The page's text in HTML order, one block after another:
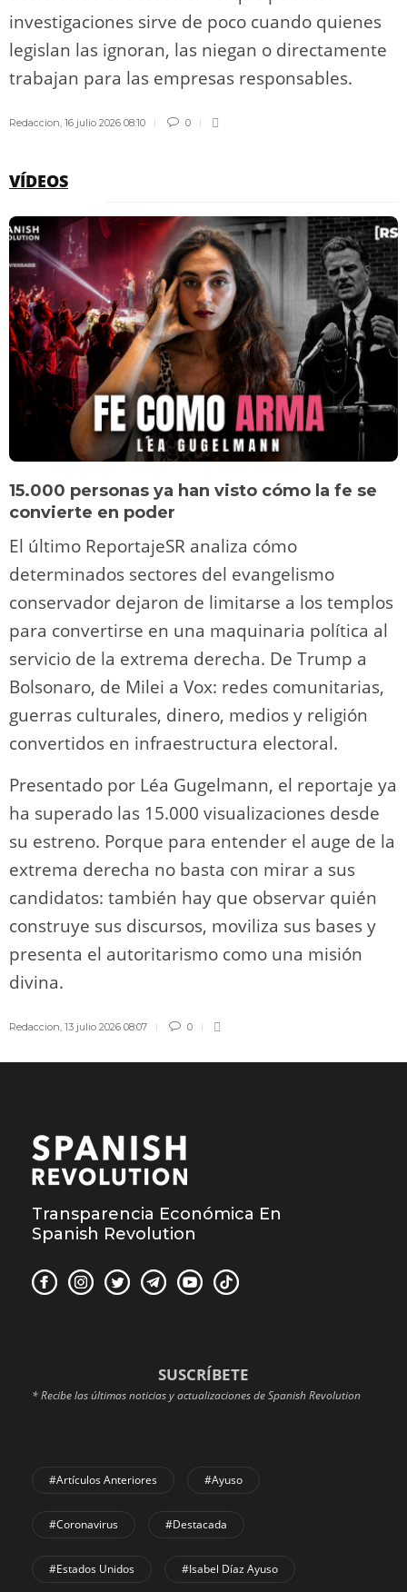
investigaciones sirve de poco cuando quienes
legislan las ignoran, las niegan o directamente
trabajan para las empresas responsables.
Redaccion 16 julio 2026 08:10 0
VÍDEOS
15.000 personas ya han visto cómo la fe se
convierte en poder
El último ReportajeSR analiza cómo
determinados sectores del evangelismo
conservador dejaron de limitarse a los templos
para convertirse en una maquinaria política al
servicio de la extrema derecha. De Trump a
Bolsonaro, de Milei a Vox: redes comunitarias,
guerras culturales, dinero, medios y religión
convertidos en infraestructura electoral.
Presentado por Léa Gugelmann, el reportaje ya
ha superado las 15.000 visualizaciones desde
su estreno. Porque para entender el auge de la
extrema derecha no basta con mirar a sus
candidatos: también hay que observar quién
construye sus discursos, moviliza sus bases y
presenta el autoritarismo como una misión
divina.
Redaccion 13 julio 2026 08:07 0
Transparencia Económica En
Spanish Revolution
SUSCRÍBETE
* Recibe las últimas noticias y actualizaciones de Spanish Revolution
#Artículos Anteriores #Ayuso
#coronavirus #Destacada
#Estados Unidos #Isabel Díaz Ayuso